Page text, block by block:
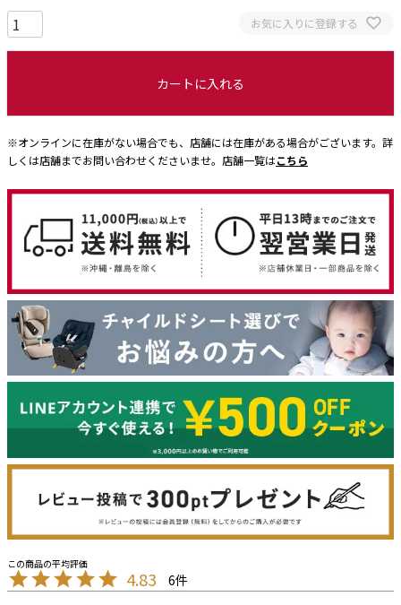
お気に入りに登録する
カートに入れる
※オンラインに在庫がない場合でも、店舗には在庫がある場合がございます。詳
しくは店舗までお問い合わせくださいませ。店舗一覧はこちら
4.83 6